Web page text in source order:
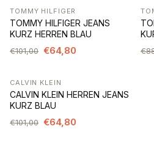
-36%
TOMMY HILFIGER
TOMMY HILFIGER JEANS
KURZ HERREN BLAU
€101,00 €64,80
-36%
CALVIN KLEIN
CALVIN KLEIN HERREN JEANS
KURZ BLAU
€101,00 €64,80